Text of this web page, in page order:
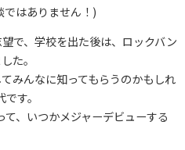
ではありません！)
で、学校を出た後は、ロックバン
た。
みんなに知ってもらうのかもしれ
す。
、いつかメジャーデビューする